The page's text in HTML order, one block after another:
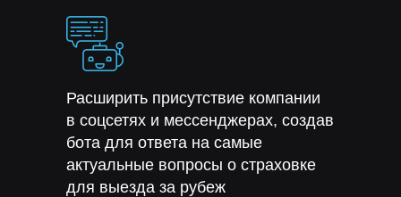
Расширить присутствие компании
в соцсетях и мессенджерах, создав
бота для ответа на самые
актуальные вопросы о страховке
для выезда за рубеж